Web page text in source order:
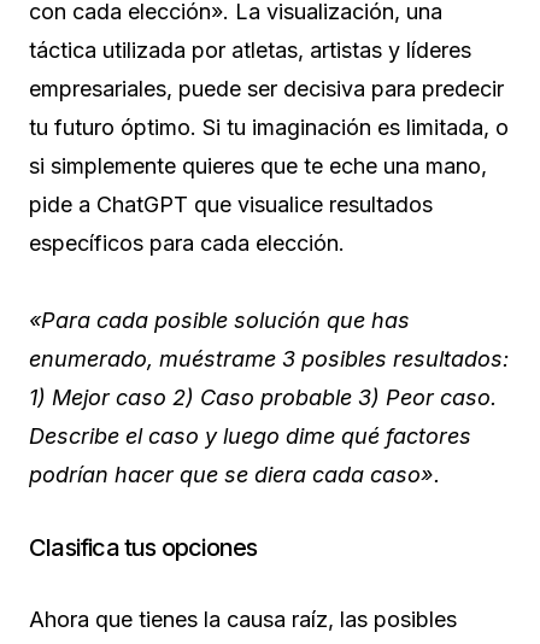
con cada elección». La visualización, una
táctica utilizada por atletas, artistas y líderes
empresariales, puede ser decisiva para predecir
tu futuro óptimo. Si tu imaginación es limitada, o
si simplemente quieres que te eche una mano,
pide a ChatGPT que visualice resultados
específicos para cada elección.
«Para cada posible solución que has
enumerado, muéstrame 3 posibles resultados:
1) Mejor caso 2) Caso probable 3) Peor caso.
Describe el caso y luego dime qué factores
podrían hacer que se diera cada caso».
Clasifica tus opciones
Ahora que tienes la causa raíz, las posibles